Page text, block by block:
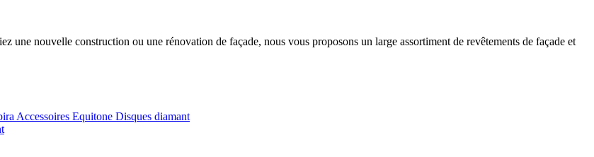
une nouvelle construction ou une rénovation de façade, nous vous proposons un large assortiment de revêtements de façade et
Accessoires Equitone Disques diamant